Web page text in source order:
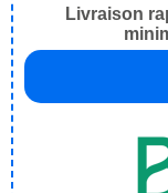
Livraison